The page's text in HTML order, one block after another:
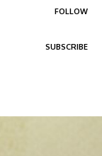
FOLLOW
SUBSCRIBE